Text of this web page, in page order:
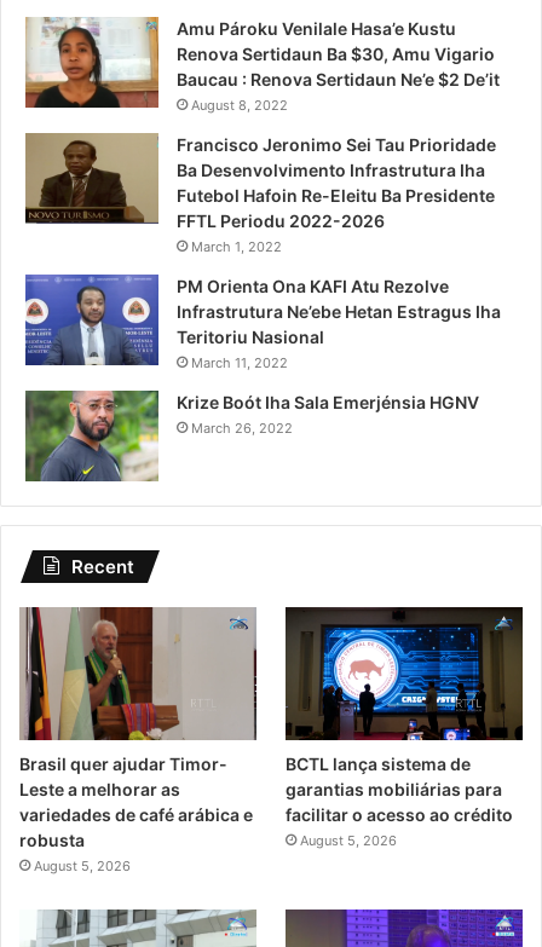
Amu Pároku Venilale Hasa’e Kustu
Renova Sertidaun Ba $30, Amu Vigario
Baucau : Renova Sertidaun Ne’e $2 De’it
August 8, 2022
Francisco Jeronimo Sei Tau Prioridade
Ba Desenvolvimento Infrastrutura Iha
Futebol Hafoin Re-Eleitu Ba Presidente
FFTL Periodu 2022-2026
March 1, 2022
PM Orienta Ona KAFI Atu Rezolve
Infrastrutura Ne’ebe Hetan Estragus Iha
Teritoriu Nasional
March 11, 2022
Krize Boót Iha Sala Emerjénsia HGNV
March 26, 2022
Recent
Brasil quer ajudar Timor-
Leste a melhorar as
variedades de café arábica e
robusta
August 5, 2026
BCTL lança sistema de
garantias mobiliárias para
facilitar o acesso ao crédito
August 5, 2026